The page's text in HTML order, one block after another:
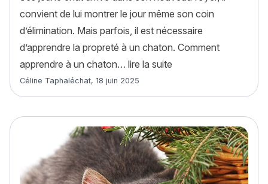
convient de lui montrer le jour même son coin
d’élimination. Mais parfois, il est nécessaire
d’apprendre la propreté à un chaton. Comment
apprendre à un chaton… lire la suite
Article rédigé par
Céline Taphaléchat, 18 juin 2025